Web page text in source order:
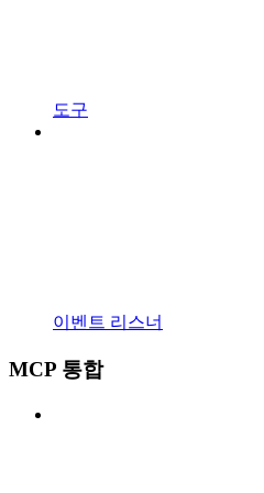
도구
이벤트 리스너
MCP 통합